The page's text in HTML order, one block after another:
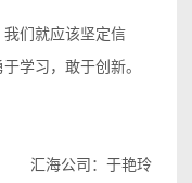
们就应该坚定信
学习，敢于创新。
汇海公司：于艳玲